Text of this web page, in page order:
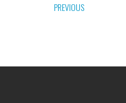
PREVIOUS